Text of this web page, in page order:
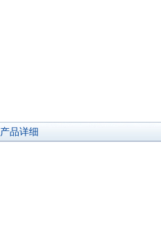
产品详细